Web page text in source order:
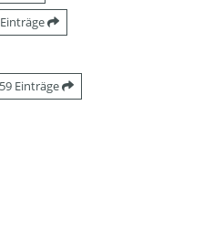
59 Einträge